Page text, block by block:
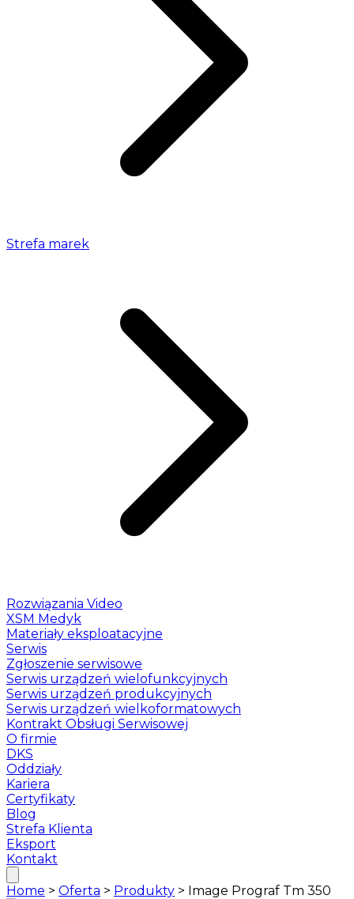
Strefa marek
Rozwiązania Video
XSM Medyk
Materiały eksploatacyjne
Serwis
Zgłoszenie serwisowe
Serwis urządzeń wielofunkcyjnych
Serwis urządzeń produkcyjnych
Serwis urządzeń wielkoformatowych
Kontrakt Obsługi Serwisowej
O firmie
DKS
Oddziały
Kariera
Certyfikaty
Blog
Strefa Klienta
Eksport
Kontakt
Home > Oferta > Produkty > Image Prograf Tm 350